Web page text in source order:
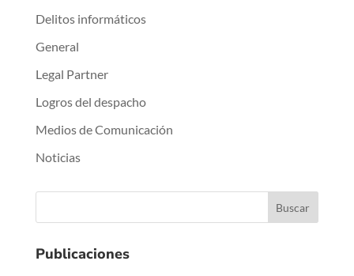
Delitos informáticos
General
Legal Partner
Logros del despacho
Medios de Comunicación
Noticias
Publicaciones